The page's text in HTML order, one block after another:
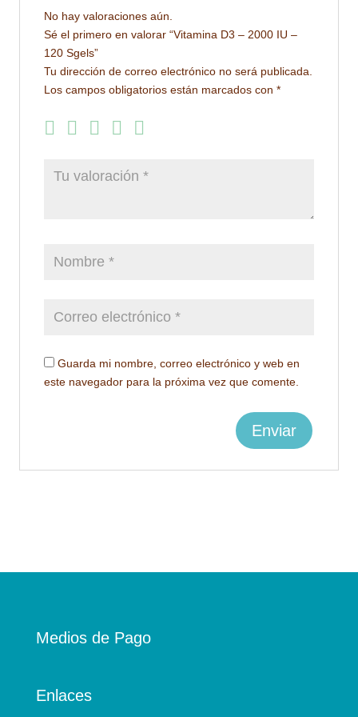
No hay valoraciones aún.
Sé el primero en valorar “Vitamina D3 – 2000 IU –
120 Sgels”
Tu dirección de correo electrónico no será publicada.
Los campos obligatorios están marcados con *
Guarda mi nombre, correo electrónico y web en
este navegador para la próxima vez que comente.
Medios de Pago
Enlaces